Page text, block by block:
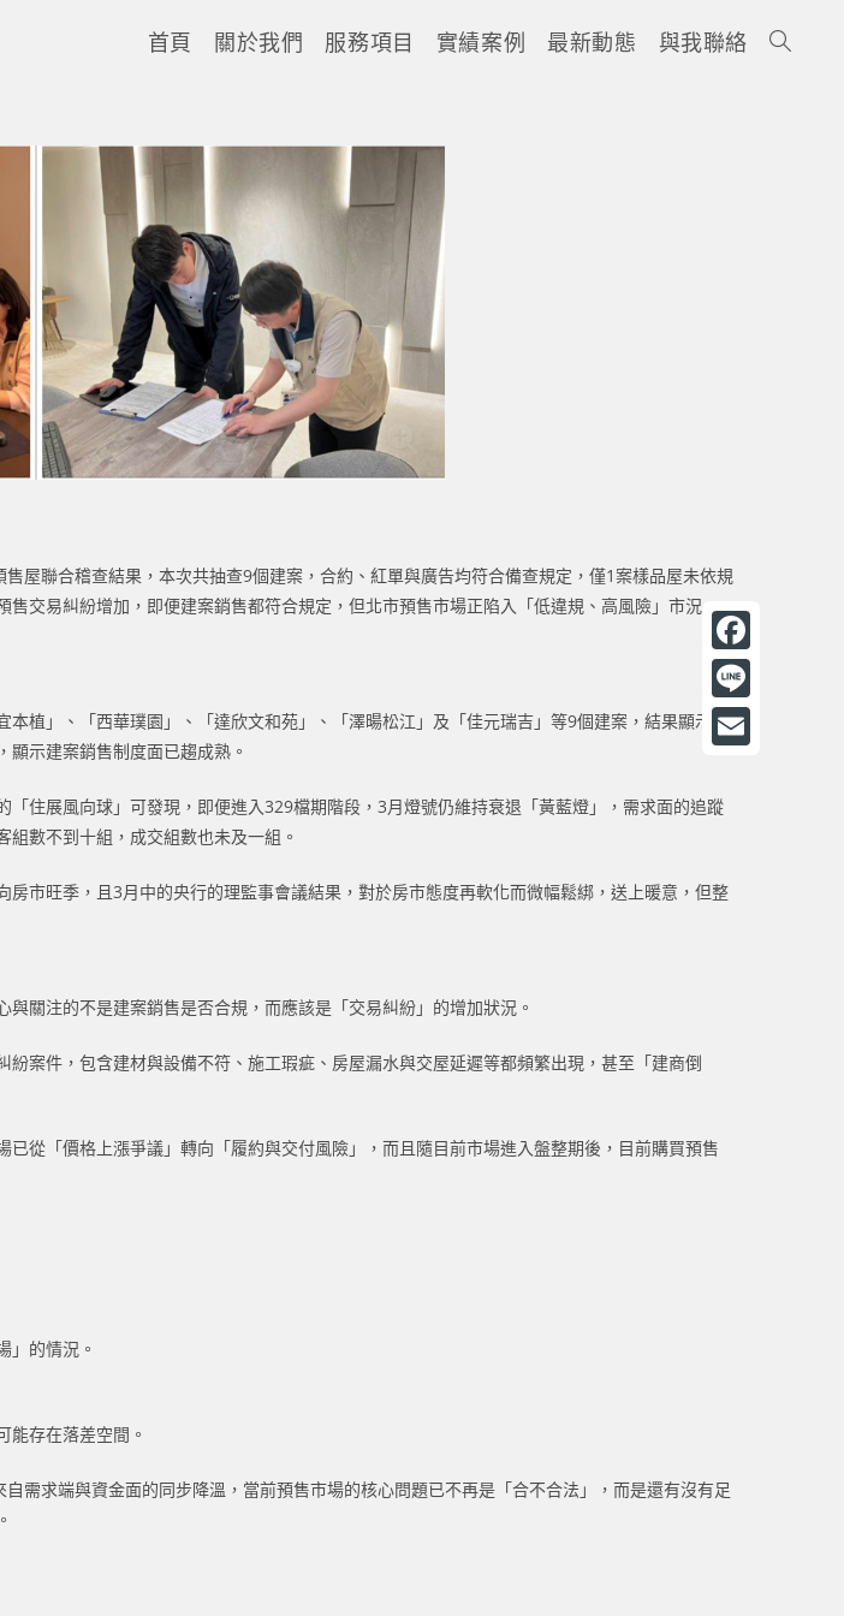
首頁 關於我們 服務項目 實績案例 最新動態 與我聯絡
屋聯合稽查結果，本次共抽查9個建案，合約、紅單與廣告均符合備查規定，僅1案樣品屋未依規
交易糾紛增加，即便建案銷售都符合規定，但北市預售市場正陷入「低違規、高風險」市況，
植」、「西華璞園」、「達欣文和苑」、「澤暘松江」及「佳元瑞吉」等9個建案，結果顯示這
示建案銷售制度面已趨成熟。
住展風向球」可發現，即便進入329檔期階段，3月燈號仍維持衰退「黃藍燈」，需求面的追蹤
數不到十組，成交組數也未及一組。
市旺季，且3月中的央行的理監事會議結果，對於房市態度再軟化而微幅鬆綁，送上暖意，但整
關注的不是建案銷售是否合規，而應該是「交易糾紛」的增加狀況。
案件，包含建材與設備不符、施工瑕疵、房屋漏水與交屋延遲等都頻繁出現，甚至「建商倒
從「價格上漲爭議」轉向「履約與交付風險」，而且隨目前市場進入盤整期後，目前購買預售
」的情況。
能存在落差空間。
需求端與資金面的同步降溫，當前預售市場的核心問題已不再是「合不合法」，而是還有沒有足
F
a
c
b
o
L
n
m
i